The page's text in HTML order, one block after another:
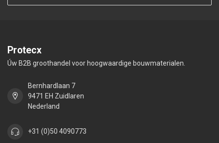
Protecx
Úw B2B groothandel voor hoogwaardige bouwmaterialen.
Bernhardlaan 7
9471 EH Zuidlaren
Nederland
+31 (0)50 4090773